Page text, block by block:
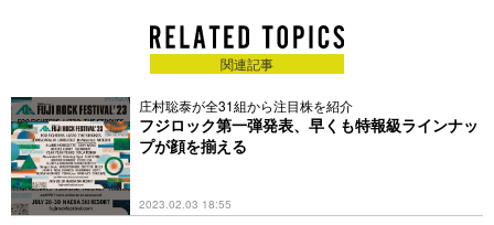
関連記事
庄村聡泰が全31組から注目株を紹介
フジロック第一弾発表、早くも特報級ラインナッ
プが顔を揃える
2023.02.03 18:55